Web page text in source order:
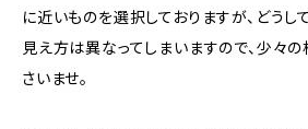
に近いものを選択しておりますが、どうし
見え方は異なってしまいますので、少々
さいませ。